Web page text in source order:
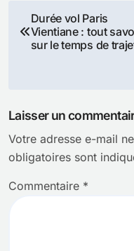
Navigation
de
Durée vol Paris
Vientiane : tout
sur le temps de
Laisser un
Votre adresse e-mail
obligatoires sont
Commentaire *